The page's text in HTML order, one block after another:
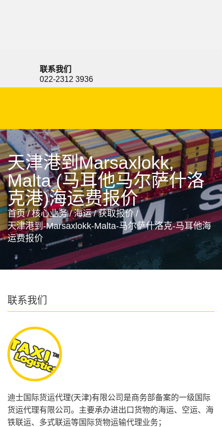
联系我们
022-2312 3936
天津港到Marsaxlokk,
Malta (马耳他马尔萨什洛
克港)海运费报价
首页 / 核心业务 / 海运 / 获取报价 /
天津港到-Marsaxlokk-Malta-马尔萨什洛克-马耳他海
运费报价
联系我们
迪士国际货运代理(天津)有限公司是商务部备案的一级国际
货运代理有限公司。主要承办进出口货物的海运、空运、海
铁联运、多式联运等国际货物运输代理业务；